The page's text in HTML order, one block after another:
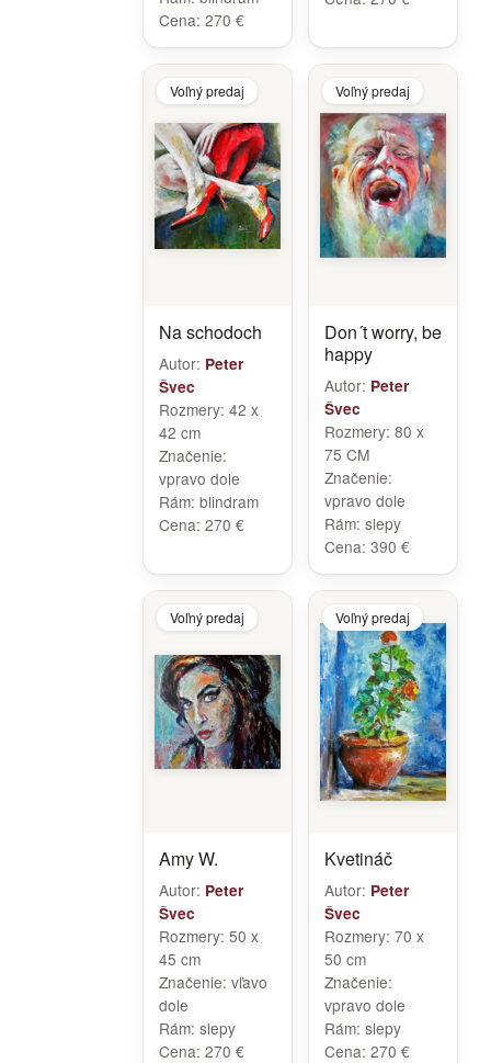
Cena: 270 €
Voľný predaj
Na schodoch
Autor: Peter
Švec
Rozmery: 42 x
42 cm
Značenie:
vpravo dole
Rám: blindram
Cena: 270 €
Voľný predaj
Don´t worry, be
happy
Autor: Peter
Švec
Rozmery: 80 x
75 CM
Značenie:
vpravo dole
Rám: slepy
Cena: 390 €
Voľný predaj
Amy W.
Autor: Peter
Švec
Rozmery: 50 x
45 cm
Značenie: vľavo
dole
Rám: slepy
Cena: 270 €
Voľný predaj
Kvetináč
Autor: Peter
Švec
Rozmery: 70 x
50 cm
Značenie:
vpravo dole
Rám: slepy
Cena: 270 €